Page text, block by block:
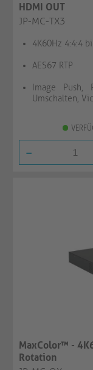
HDMI OUT
JP-MC-TX3
4K60Hz 4:4:4
AES67 RTP
Image Push,
Umschalten,
-
MaxColor™ -
Rotation